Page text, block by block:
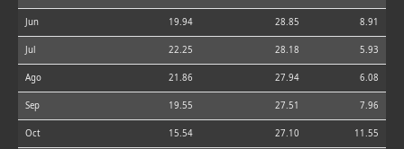
Jun 19.94 28.85 8.91
Jul 22.25 28.18 5.93
Ago 21.86 27.94 6.08
Sep 19.55 27.51 7.96
Oct 15.54 27.10 11.55